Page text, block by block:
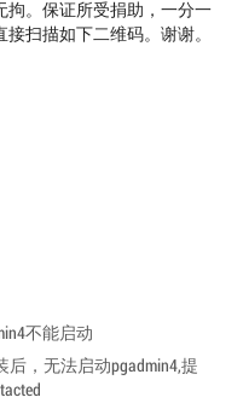
拘。保证所受捐助，一分一
扫描如下二维码。谢谢。
不能启动
后，无法启动pgadmin4,提